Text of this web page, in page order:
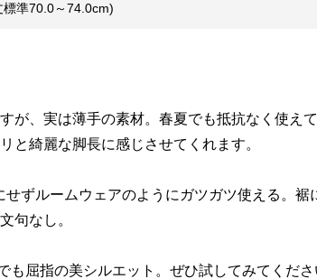
準70.0～74.0cm)
が、実は薄手の素材。春夏でも抵抗なく使え
と綺麗な脚長に感じさせてくれます。
ずルームウェアのようにガツガツ使える。裾
句なし。
屈指の美シルエット。ぜひ試してみてくださ